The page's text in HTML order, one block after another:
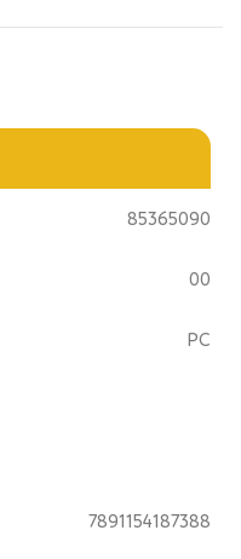
85365090
00
PC
7891154187388